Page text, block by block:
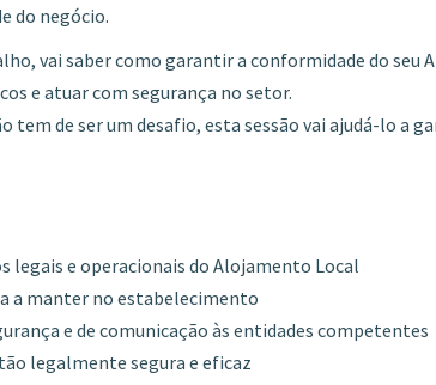
do negócio.
vai saber como garantir a conformidade do seu
e atuar com segurança no setor.
tem de ser um desafio, esta sessão vai ajudá-lo a
legais e operacionais do Alojamento Local
a manter no estabelecimento
e de comunicação às entidades competentes
legalmente segura e eficaz